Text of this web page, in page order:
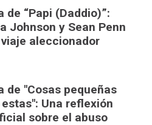
de “Papi (Daddio)”:
Johnson y Sean Penn
aleccionador
de "Cosas pequeñas
Una reflexión
sobre el abuso